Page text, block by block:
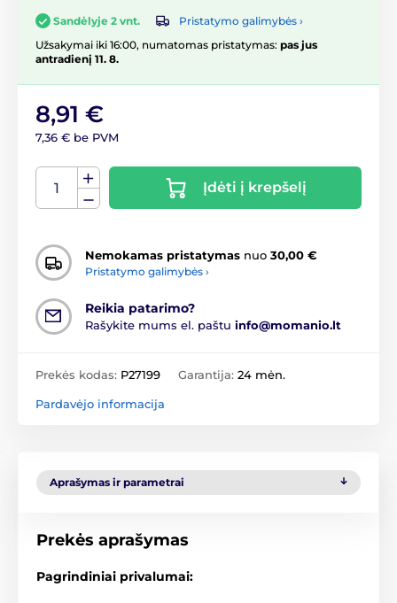
Sandėlyje 2 vnt.
Pristatymo galimybės ›
Užsakymai iki 16:00, numatomas pristatymas: pas jus
antradienį 11. 8.
8,91 €
7,36 € be PVM
Įdėti į krepšelį
Nemokamas pristatymas nuo 30,00 €
Pristatymo galimybės ›
Reikia patarimo?
Rašykite mums el. paštu info@momanio.lt
Prekės kodas: P27199 Garantija: 24 mėn.
Pardavėjo informacija
Aprašymas ir parametrai
Prekės aprašymas
Pagrindiniai privalumai: